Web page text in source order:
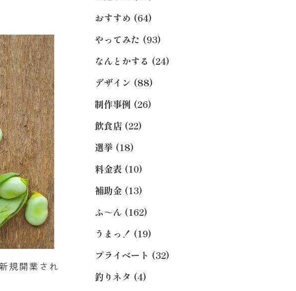
おすすめ (64)
やってみた (93)
なんとかする (24)
デザイン (88)
制作事例 (26)
飲食店 (22)
選挙 (18)
料金表 (10)
補助金 (13)
ふ～ん (162)
うまっ！ (19)
プライベート (32)
釣りネタ (4)
規開業され